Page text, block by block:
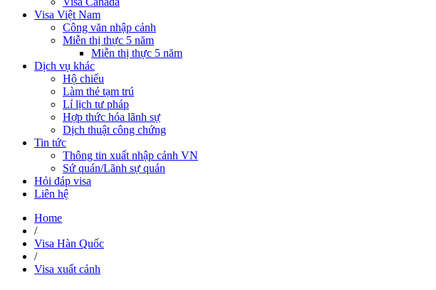
Visa Việt Nam
Công văn nhập cảnh
Miễn thị thực 5 năm
Miễn thị thực 5 năm
Dịch vụ khác
Hộ chiếu
Làm thẻ tạm trú
Lí lịch tư pháp
Hợp thức hóa lãnh sự
Dịch thuật công chứng
Tin tức
Thông tin xuất nhập cảnh VN
Sứ quán/Lãnh sự quán
Hỏi đáp visa
Liên hệ
Home
/
Visa Hàn Quốc
/
Visa xuất cảnh